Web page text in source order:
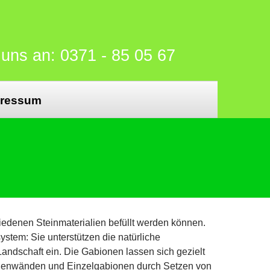
an: 0371 - 85 05 67
Steinmaterialien befüllt werden können.
Sie unterstützen die natürliche
ein. Die Gabionen lassen sich gezielt
und Einzelgabionen durch Setzen von